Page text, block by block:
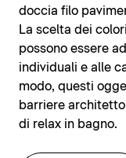
doccia filo
La scelta dei
possono essere
individuali e alle
modo, questi
barriere
di relax in bagno.